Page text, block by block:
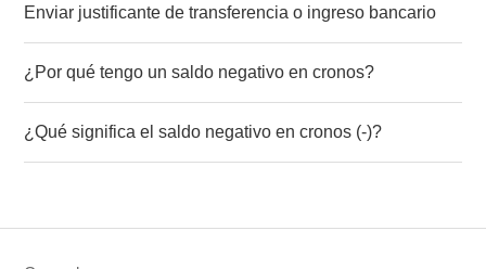
Enviar justificante de transferencia o ingreso bancario
¿Por qué tengo un saldo negativo en cronos?
¿Qué significa el saldo negativo en cronos (-)?